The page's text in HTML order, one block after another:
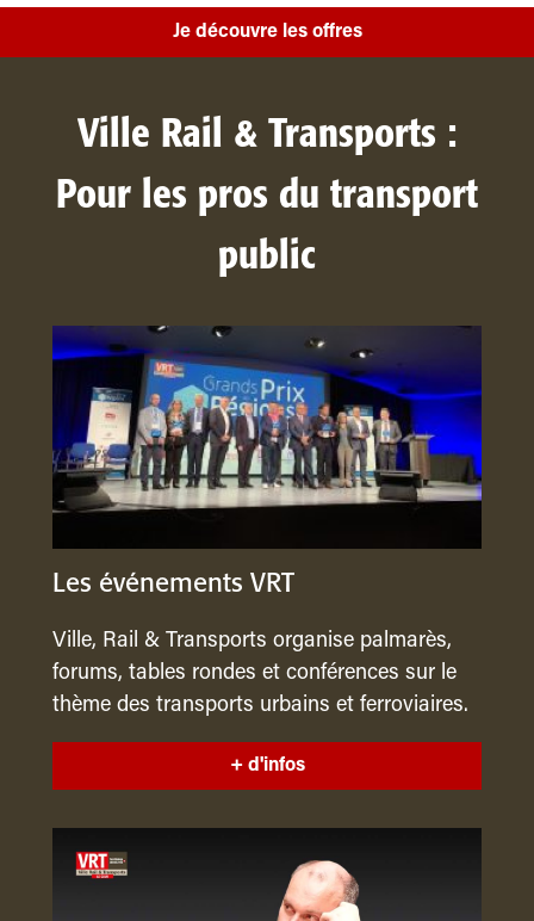
Je découvre les offres
Ville Rail & Transports :
Pour les pros du transport
public
Les événements VRT
Ville, Rail & Transports organise palmarès,
forums, tables rondes et conférences sur le
thème des transports urbains et ferroviaires.
+ d'infos